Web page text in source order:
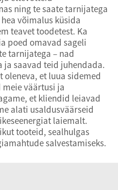
ning te saate tarnijatega
võimalus küsida
teavet toodetest. Ka
poed omavad sageli
tarnijatega – nad
saavad teid juhendada.
oleneva, et luua sidemed
väärtusi ja
et kliendid leiavad
alati usaldusväärseid
laiemalt.
tooteid, sealhulgas
salvestamiseks.